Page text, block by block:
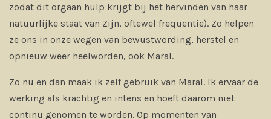
zodat dit orgaan hulp krijgt bij het hervinden van haar
natuurlijke staat van Zijn, oftewel frequentie). Zo helpen
ze ons in onze wegen van bewustwording, herstel en
opnieuw weer heelworden, ook Maral.
Zo nu en dan maak ik zelf gebruik van Maral. Ik ervaar de
werking als krachtig en intens en hoeft daarom niet
continu genomen te worden. Op momenten van